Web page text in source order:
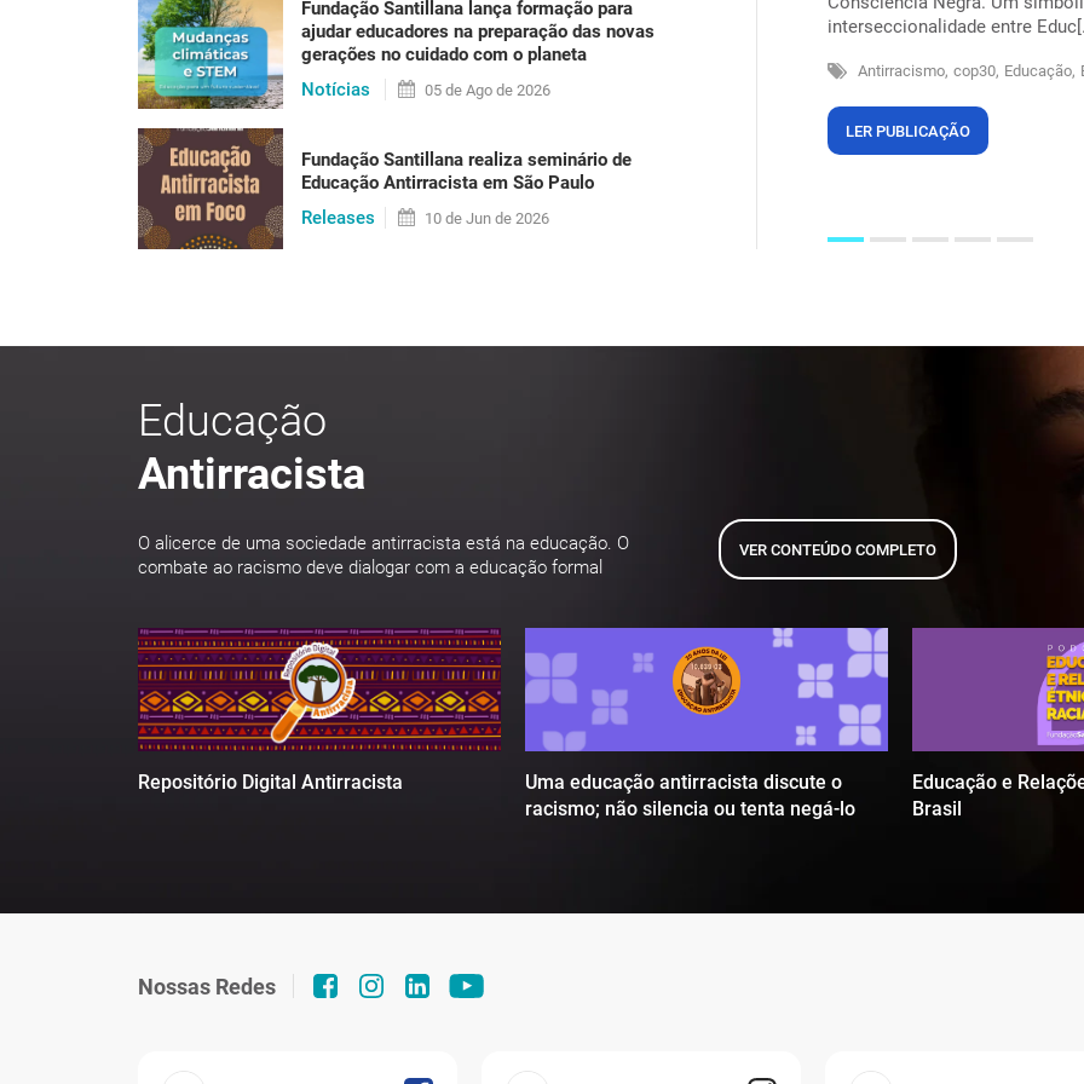
Fundação Santillana lança formação para
ajudar educadores na preparação das novas
gerações no cuidado com o planeta
Notícias
05 de Ago de 2026
Fundação Santillana realiza seminário de
Educação Antirracista em São Paulo
Releases
10 de Jun de 2026
Se até alguns anos atrás a sustentabilidade parecia ser um problema dos outros,
não há mais como negar: sentimos hoje os efeitos na própria pele, suando sob
um calor que [...]
LER PUBLICAÇÃO
interseccionalidade entre
Antirracismo, cop30, Educação,
LER PUBLICAÇÃO
Educação
Antirracista
O alicerce de uma sociedade antirracista está na educação. O
combate ao racismo deve dialogar com a educação formal
VER CONTEÚDO COMPLETO
Repositório Digital Antirracista
Uma educação antirracista discute o
racismo; não silencia ou tenta negá-lo
Educação e
Brasil
Nossas Redes